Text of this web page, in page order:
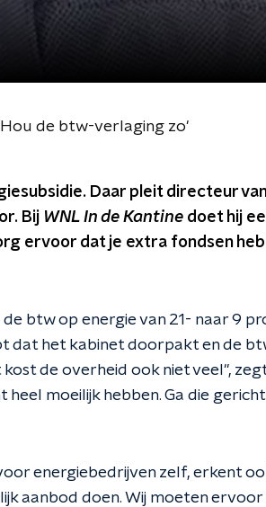
de btw-verlaging zo'
Daar pleit directeur
Bij WNL In de Kantine doet hij
ervoor dat je extra fondsen
btw op energie van 21- naar 9
dat het kabinet doorpakt en de
de overheid ook niet veel",
heel moeilijk hebben. Ga die
energiebedrijven zelf, erkent
aanbod doen. Wij moeten